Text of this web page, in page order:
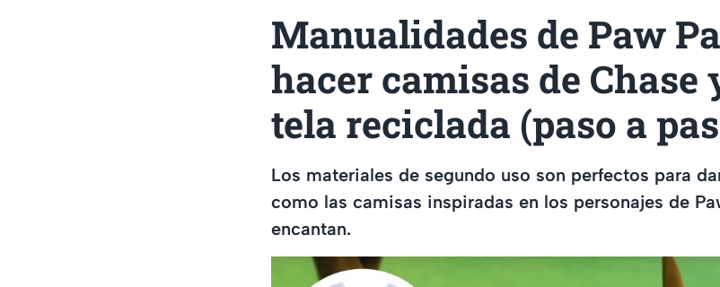
Manualidades de Paw
hacer camisas de Chase
tela reciclada (paso a
Los materiales de segundo uso son perfectos para
como las camisas inspiradas en los personajes de
encantan.